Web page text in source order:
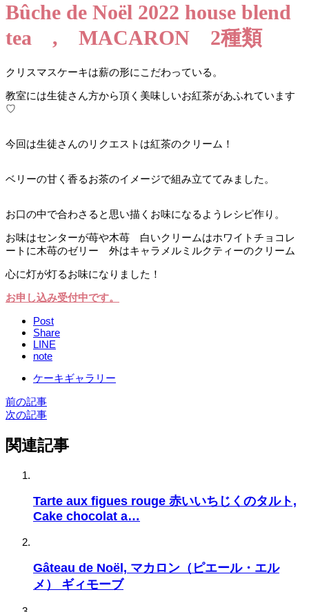
Bûche de Noël 2022 house blend
tea , MACARON 2種類
クリスマスケーキは薪の形にこだわっている。
教室には生徒さん方から頂く美味しいお紅茶があふれています
♡
今回は生徒さんのリクエストは紅茶のクリーム！
ベリーの甘く香るお茶のイメージで組み立ててみました。
お口の中で合わさると思い描くお味になるようレシピ作り。
お味はセンターが苺や木苺 白いクリームはホワイトチョコレ
ートに木苺のゼリー 外はキャラメルミルクティーのクリーム
心に灯が灯るお味になりました！
お申し込み受付中です。
Post
Share
LINE
note
ケーキギャラリー
前の記事
次の記事
関連記事
Tarte aux figues rouge 赤いいちじくのタルト,
Cake chocolat a…
Gâteau de Noël, マカロン（ピエール・エル
メ） ギィモーブ